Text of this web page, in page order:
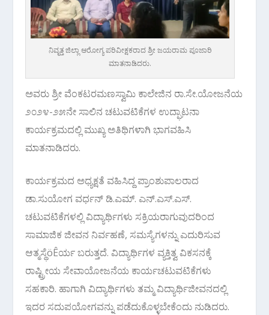
ನಿವೃತ್ತ ಜಿಲ್ಲಾ ಆರೋಗ್ಯ ಪರಿವೀಕ್ಷಕರಾದ ಶ್ರೀ ಜಯರಾಮ ಪೂಜಾರಿ
ಮಾತನಾಡಿದರು.
ಅವರು ಶ್ರೀ ವೆಂಕಟರಮಣಸ್ವಾಮಿ ಕಾಲೇಜಿನ ರಾ.ಸೇ.ಯೋಜನೆಯ
೨೦೨೪-೨೫ನೇ ಸಾಲಿನ ಚಟುವಟಿಕೆಗಳ ಉದ್ಘಾಟನಾ
ಕಾರ್ಯಕ್ರಮದಲ್ಲಿ ಮುಖ್ಯ ಅತಿಥಿಗಳಾಗಿ ಭಾಗವಹಿಸಿ
ಮಾತನಾಡಿದರು.
ಕಾರ್ಯಕ್ರಮದ ಅಧ್ಯಕ್ಷತೆ ವಹಿಸಿದ್ದ ಪ್ರಾಂಶುಪಾಲರಾದ
ಡಾ.ಸುಯೋಗ ವರ್ಧನ್ ಡಿ.ಎಮ್. ಎನ್.ಎಸ್.ಎಸ್.
ಚಟುವಟಿಕೆಗಳಲ್ಲಿ ವಿದ್ಯಾರ್ಥಿಗಳು ಸಕ್ರಿಯರಾಗುವುದರಿಂದ
ಸಾಮಾಜಿಕ ಜೀವನ ನಿರ್ವಹಣೆ, ಸಮಸ್ಯೆಗಳನ್ನು ಎದುರಿಸುವ
ಆತ್ಮಸ್ಥೆöÊರ್ಯ ಬರುತ್ತದೆ. ವಿದ್ಯಾರ್ಥಿಗಳ ವ್ಯಕ್ತಿತ್ವ ವಿಕಸನಕ್ಕೆ
ರಾಷ್ಟ್ರೀಯ ಸೇವಾಯೋಜನೆಯ ಕಾರ್ಯಚಟುವಟಿಕೆಗಳು
ಸಹಕಾರಿ. ಹಾಗಾಗಿ ವಿದ್ಯಾರ್ಥಿಗಳು ತಮ್ಮ ವಿದ್ಯಾರ್ಥಿಜೀವನದಲ್ಲಿ
ಇದರ ಸದುಪಯೋಗವನ್ನು ಪಡೆದುಕೊಳ್ಳಬೇಕೆಂದು ನುಡಿದರು.